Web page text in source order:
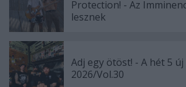
Protection! - Az
lesznek
Adj egy ötöst! - A hét 5
2026/Vol.30